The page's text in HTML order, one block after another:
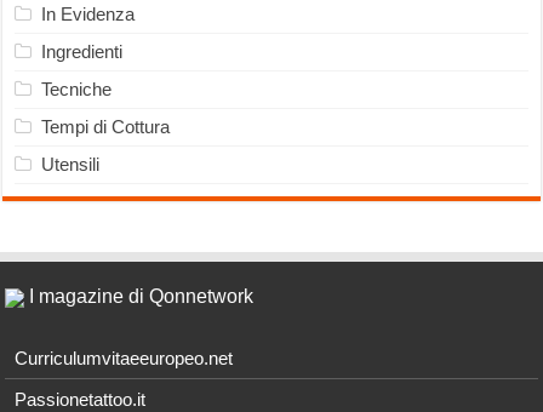
In Evidenza
Ingredienti
Tecniche
Tempi di Cottura
Utensili
I magazine di Qonnetwork
Curriculumvitaeeuropeo.net
Passionetattoo.it